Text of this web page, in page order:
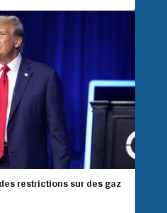
restrictions sur des gaz